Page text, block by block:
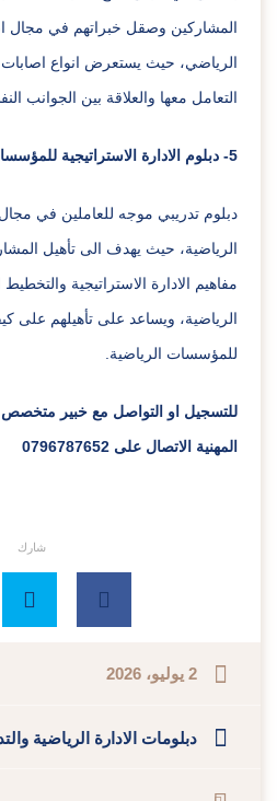
المشاركين وصقل خبراتهم في مجال
الرياضي، حيث يستعرض انواع
التعامل معها والعلاقة بين الجوانب
5- دبلوم الادارة الاستراتيجية للمؤسسات الرياضية
دبلوم تدريبي موجه للعاملين في
الرياضية، حيث يهدف الى تأهيل
مفاهيم الادارة الاستراتيجية
الرياضية، ويساعد على تأهيلهم على
للمؤسسات الرياضية.
للتسجيل او التواصل مع خبير متخصص
المهنية الاتصال على 0796787652
شارك
2 يوليو، 2026
دبلومات الادارة الرياضية